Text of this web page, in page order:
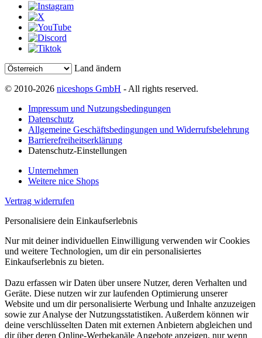
Land ändern
© 2010-2026 niceshops GmbH - All rights reserved.
Impressum und Nutzungsbedingungen
Datenschutz
Allgemeine Geschäftsbedingungen und Widerrufsbelehrung
Barrierefreiheitserklärung
Datenschutz-Einstellungen
Unternehmen
Weitere nice Shops
Vertrag widerrufen
Personalisiere dein Einkaufserlebnis
Nur mit deiner individuellen Einwilligung verwenden wir Cookies
und weitere Technologien, um dir ein personalisiertes
Einkaufserlebnis zu bieten.
Dazu erfassen wir Daten über unsere Nutzer, deren Verhalten und
Geräte. Diese nutzen wir zur laufenden Optimierung unserer
Website und um dir personalisierte Werbung und Inhalte anzuzeigen
sowie zur Analyse der Nutzungsstatistiken. Außerdem können wir
deine verschlüsselten Daten mit externen Anbietern abgleichen und
dir über deren Online-Werbekanäle Angebote anzeigen, nur wenn